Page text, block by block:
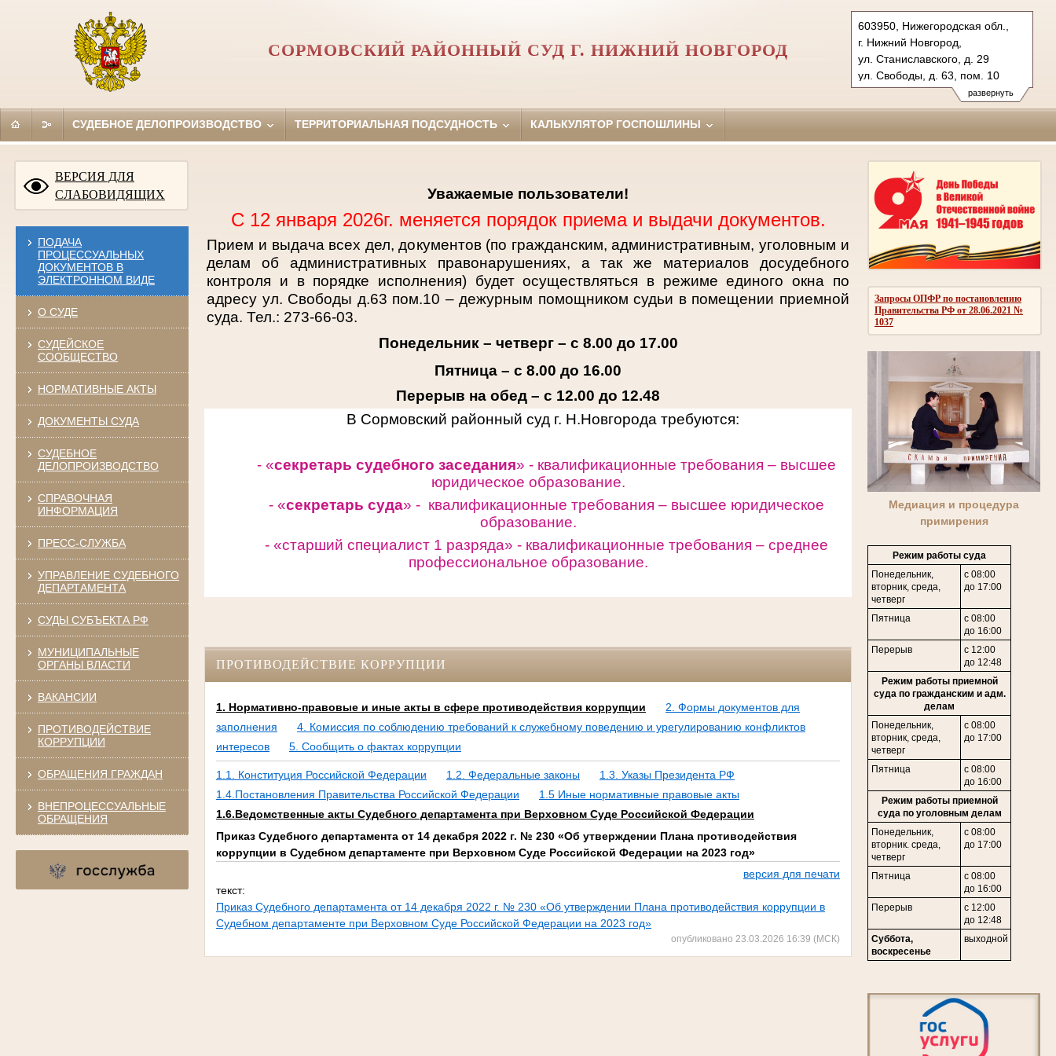
развернуть
603950, Нижегородская обл.,
г. Нижний Новгород,
ул. Станиславского, д. 29
ул. Свободы, д. 63, пом. 10
Тел.: (831) 271-92-30 (уг.), 273-
66-03 (гражд.)
СОРМОВСКИЙ РАЙОННЫЙ СУД Г. НИЖНИЙ НОВГОРОД
СУДЕБНОЕ ДЕЛОПРОИЗВОДСТВО ТЕРРИТОРИАЛЬНАЯ ПОДСУДНОСТЬ КАЛЬКУЛЯТОР ГОСПОШЛИНЫ
ВЕРСИЯ ДЛЯ
СЛАБОВИДЯЩИХ
ПОДАЧА
ПРОЦЕССУАЛЬНЫХ
ДОКУМЕНТОВ В
ЭЛЕКТРОННОМ ВИДЕ
О СУДЕ
СУДЕЙСКОЕ
СООБЩЕСТВО
НОРМАТИВНЫЕ АКТЫ
ДОКУМЕНТЫ СУДА
СУДЕБНОЕ
ДЕЛОПРОИЗВОДСТВО
СПРАВОЧНАЯ
ИНФОРМАЦИЯ
ПРЕСС-СЛУЖБА
УПРАВЛЕНИЕ СУДЕБНОГО
ДЕПАРТАМЕНТА
СУДЫ СУБЪЕКТА РФ
МУНИЦИПАЛЬНЫЕ
ОРГАНЫ ВЛАСТИ
ВАКАНСИИ
ПРОТИВОДЕЙСТВИЕ
КОРРУПЦИИ
ОБРАЩЕНИЯ ГРАЖДАН
ВНЕПРОЦЕССУАЛЬНЫЕ
ОБРАЩЕНИЯ
Запросы ОПФР по постановлению
Правительства РФ от 28.06.2021 №
1037
Медиация и процедура
примирения
Режим работы суда
Понедельник,
вторник, среда,
четверг
с 08:00
до 17:00
Пятница
с 08:00
до 16:00
Перерыв
с 12:00
до 12:48
Режим работы приемной
суда по гражданским и адм.
делам
Понедельник,
вторник, среда,
четверг
с 08:00
до 17:00
Пятница
с 08:00
до 16:00
Режим работы приемной
суда по уголовным делам
Понедельник,
вторник. среда,
четверг
с 08:00
до 17:00
Пятница
с 08:00
до 16:00
Перерыв
с 12:00
до 12:48
Суббота,
воскресенье
выходной
Уважаемые пользователи!
С 12 января 2026г. меняется порядок приема и выдачи документов.
Прием и выдача всех дел, документов (по гражданским, административным, уголовным и
делам об административных правонарушениях, а так же материалов досудебного
контроля и в порядке исполнения) будет осуществляться в режиме единого окна по
адресу ул. Свободы д.63 пом.10 – дежурным помощником судьи в помещении приемной
суда. Тел.: 273-66-03.
Понедельник – четверг – с 8.00 до 17.00
Пятница – с 8.00 до 16.00
Перерыв на обед – с 12.00 до 12.48
В Сормовский районный суд г. Н.Новгорода требуются:
- «секретарь судебного заседания» - квалификационные требования – высшее
юридическое образование.
- «секретарь суда» - квалификационные требования – высшее юридическое
образование.
- «старший специалист 1 разряда» - квалификационные требования – среднее
профессиональное образование.
ПРОТИВОДЕЙСТВИЕ КОРРУПЦИИ
1. Нормативно-правовые и иные акты в сфере противодействия коррупции
2. Формы документов для
заполнения
4. Комиссия по соблюдению требований к служебному поведению и урегулированию конфликтов
интересов
5. Сообщить о фактах коррупции
1.1. Конституция Российской Федерации 1.2. Федеральные законы
1.3. Указы Президента РФ
1.4.Постановления Правительства Российской Федерации
1.5 Иные нормативные правовые акты
1.6.Ведомственные акты Судебного департамента при Верховном Суде Российской Федерации
Приказ Судебного департамента от 14 декабря 2022 г. № 230 «Об утверждении Плана противодействия
коррупции в Судебном департаменте при Верховном Суде Российской Федерации на 2023 год»
версия для печати
текст:
Приказ Судебного департамента от 14 декабря 2022 г. № 230 «Об утверждении Плана противодействия коррупции в
Судебном департаменте при Верховном Суде Российской Федерации на 2023 год»
опубликовано 23.03.2026 16:39 (МСК)